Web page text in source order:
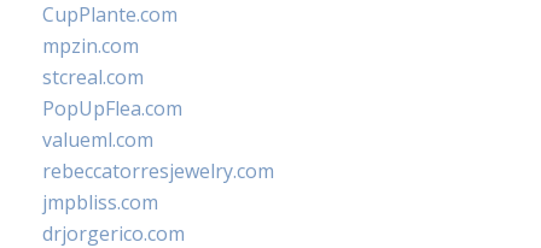
CupPlante.com
mpzin.com
stcreal.com
PopUpFlea.com
valueml.com
rebeccatorresjewelry.com
jmpbliss.com
drjorgerico.com